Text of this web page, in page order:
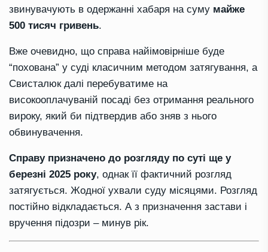
звинувачують в одержанні хабаря на суму майже
500 тисяч гривень.
Вже очевидно, що справа найімовірніше буде
“похована” у суді класичним методом затягування, а
Свисталюк далі перебуватиме на
високооплачуваній посаді без отримання реального
вироку, який би підтвердив або зняв з нього
обвинувачення.
Справу призначено до розгляду по суті ще у
березні 2025 року, однак її фактичний розгляд
затягується. Жодної ухвали суду місяцями. Розгляд
постійно відкладається. А з призначення застави і
вручення підозри – минув рік.